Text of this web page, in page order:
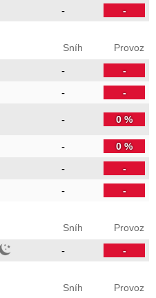
- -
Sníh Provoz
- -
- -
- 0 %
- 0 %
- -
- -
Sníh Provoz
- -
Sníh Provoz